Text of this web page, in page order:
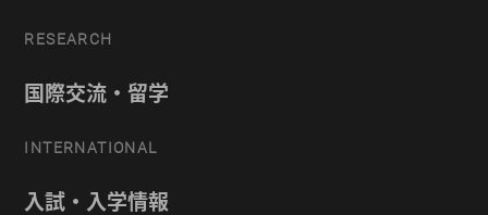
RESEARCH
国際交流・留学
INTERNATIONAL
入試・入学情報